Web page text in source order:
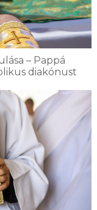
– Pappá
diakónust